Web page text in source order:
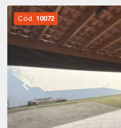
Cód. 10072